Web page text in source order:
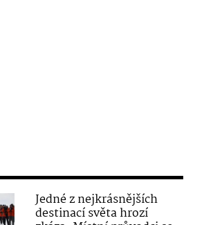
Jedné z nejkrásnějších
destinací světa hrozí